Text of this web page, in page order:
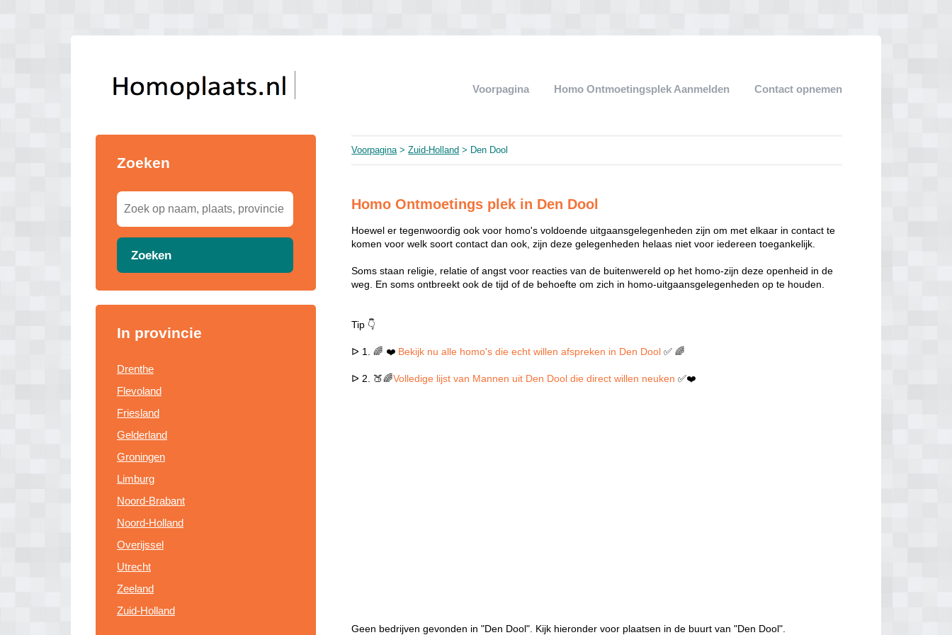
Voorpagina Homo Ontmoetingsplek Aanmelden Contact opnemen
Zoeken
Zoeken
In provincie
Drenthe
Flevoland
Friesland
Gelderland
Groningen
Limburg
Noord-Brabant
Noord-Holland
Overijssel
Utrecht
Zeeland
Zuid-Holland
Voorpagina>Zuid-Holland > Den Dool
Homo Ontmoetings plek in Den Dool
Hoewel er tegenwoordig ook voor homo's voldoende uitgaansgelegenheden zijn om met elkaar in contact te
komen voor welk soort contact dan ook, zijn deze gelegenheden helaas niet voor iedereen toegankelijk.
Soms staan religie, relatie of angst voor reacties van de buitenwereld op het homo-zijn deze openheid in de
weg. En soms ontbreekt ook de tijd of de behoefte om zich in homo-uitgaansgelegenheden op te houden.
Tip 👇
ᐅ 1. 🌈 ❤️ Bekijk nu alle homo's die echt willen afspreken in Den Dool ✅ 🌈
ᐅ 2. 🍑🌈Volledige lijst van Mannen uit Den Dool die direct willen neuken✅❤️
Geen bedrijven gevonden in "Den Dool". Kijk hieronder voor plaatsen in de buurt van "Den Dool".